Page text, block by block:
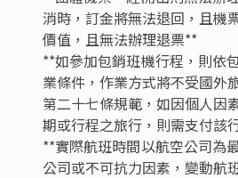
當地準五星(2011年開業)烏
2011年開業，客房數共345間
有各式精緻客房，空間開闊，